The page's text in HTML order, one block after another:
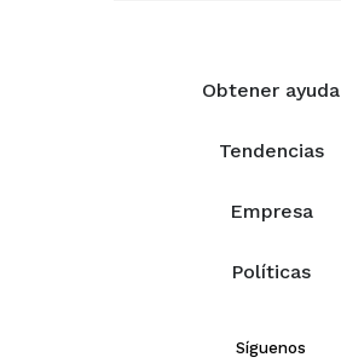
Obtener ayuda
Tendencias
Empresa
Políticas
Síguenos